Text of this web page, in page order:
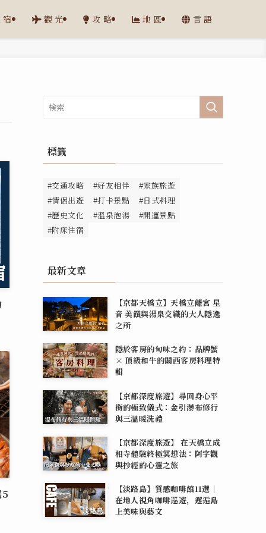
宿 觀光 攻略 地區 言語
5
標籤
#交通攻略 #好友相伴
#家族旅遊
#情侶出遊
#打卡景點
#日式料理
#歷史文化
#溫泉泡湯
#開運景點
#附床住宿
最新文章
【京都天橋立】天橋立離宮 星
音 美饌與湯泉交織的大人隱逸
之所
隱於客房的旬味之約：品牌蟹
× 頂級和牛的關西客房料理特
輯
【京都深度旅遊】尋回身心平
衡的極致儀式：金引瀑布修行
與三溫暖洗禮
【京都深度旅遊】 在天橋立成
相寺體驗終極冥想法：阿字觀
與抄經的心靈之旅
【淡路島】質感咖啡館11選｜
在地人視角咖啡巡遊，邂逅島
上美味與藝文